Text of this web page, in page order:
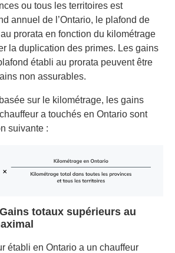
ou tous les territoires est
annuel de l’Ontario, le plafond de
au prorata en fonction du kilométrage
la duplication des primes. Les gains
établi au prorata peuvent être
non assurables.
sur le kilométrage, les gains
a touchés en Ontario sont
suivante :
totaux supérieurs au
établi en Ontario a un chauffeur